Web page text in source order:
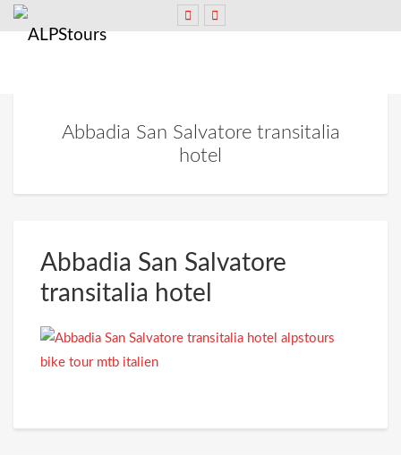
Abbadia San Salvatore transitalia
hotel
Abbadia San Salvatore
transitalia hotel